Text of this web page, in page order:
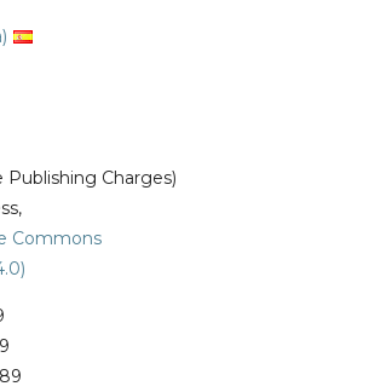
Publishing Charges)
Commons